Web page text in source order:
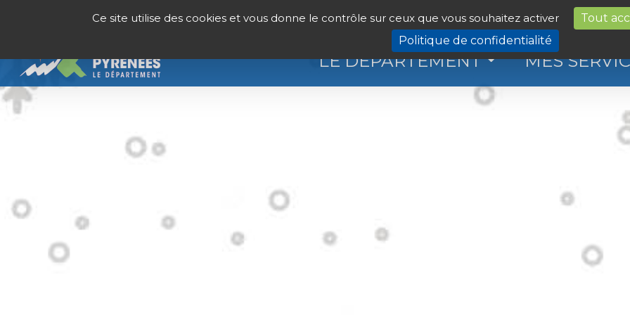
Ce site utilise des cookies et vous donne le contrôle sur ceux que vous souhaitez activer Tout
Politique de confidentialité
LE DÉPARTEMENT MES